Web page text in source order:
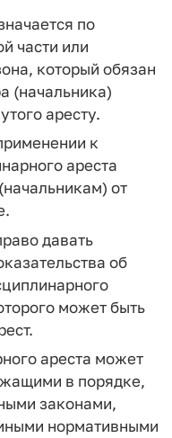
по
части или
который обязан
(начальника)
аресту.
к
ареста
от
давать
об
может быть
ареста может
в порядке,
законами,
нормативными